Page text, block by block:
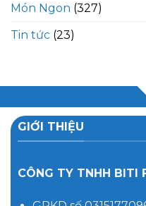
Món Ngon (327)
Tin tức (23)
GIỚI THIỆU
CÔNG TY TNHH BITI